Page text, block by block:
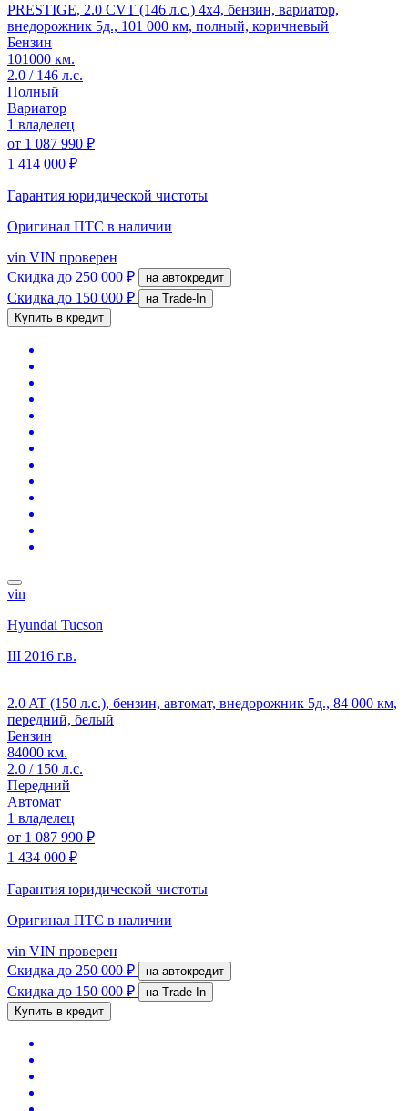
PRESTIGE, 2.0 CVT (146 л.с.) 4x4, бензин, вариатор,
внедорожник 5д., 101 000 км, полный, коричневый
Бензин
101000 км.
2.0 / 146 л.с.
Полный
Вариатор
1 владелец
от 1 087 990 ₽
1 414 000 ₽
Гарантия юридической чистоты
Оригинал ПТС в наличии
vin VIN проверен
Скидка до 250 000 ₽ на автокредит
Скидка до 150 000 ₽
на Trade-In
Купить в кредит
vin
Hyundai Tucson
III 2016 г.в.
2.0 AT (150 л.с.), бензин, автомат, внедорожник 5д., 84 000 км,
передний, белый
Бензин
84000 км.
2.0 / 150 л.с.
Передний
Автомат
1 владелец
от 1 087 990 ₽
1 434 000 ₽
Гарантия юридической чистоты
Оригинал ПТС в наличии
vin VIN проверен
Скидка до 250 000 ₽ на автокредит
Скидка до 150 000 ₽
на Trade-In
Купить в кредит